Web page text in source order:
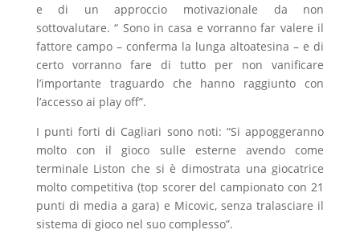
e di un approccio motivazionale da non
sottovalutare. “ Sono in casa e vorranno far valere il
fattore campo – conferma la lunga altoatesina – e di
certo vorranno fare di tutto per non vanificare
l’importante traguardo che hanno raggiunto con
l’accesso ai play off”.
I punti forti di Cagliari sono noti: “Si appoggeranno
molto con il gioco sulle esterne avendo come
terminale Liston che si è dimostrata una giocatrice
molto competitiva (top scorer del campionato con 21
punti di media a gara) e Micovic, senza tralasciare il
sistema di gioco nel suo complesso”.